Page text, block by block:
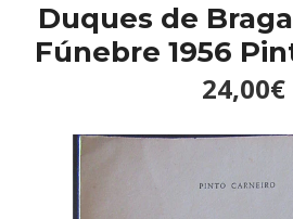
Duques de
Fúnebre 1956
24,00€